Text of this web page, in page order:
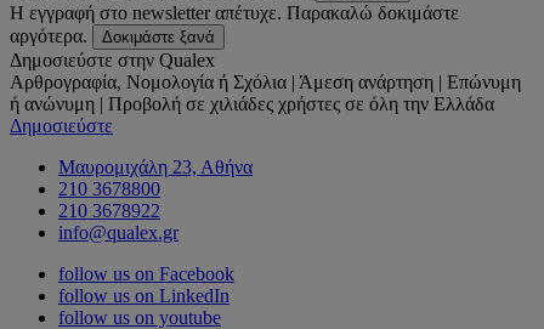
Η εγγραφή στο newsletter απέτυχε. Παρακαλώ δοκιμάστε
αργότερα.
Δοκιμάστε ξανά
Δημοσιεύστε στην Qualex
Αρθρογραφία, Νομολογία ή Σχόλια | Άμεση ανάρτηση | Επώνυμη
ή ανώνυμη | Προβολή σε χιλιάδες χρήστες σε όλη την Ελλάδα
Δημοσιεύστε
Μαυρομιχάλη 23, Αθήνα
210 3678800
210 3678922
info@qualex.gr
follow us on Facebook
follow us on LinkedIn
follow us on youtube